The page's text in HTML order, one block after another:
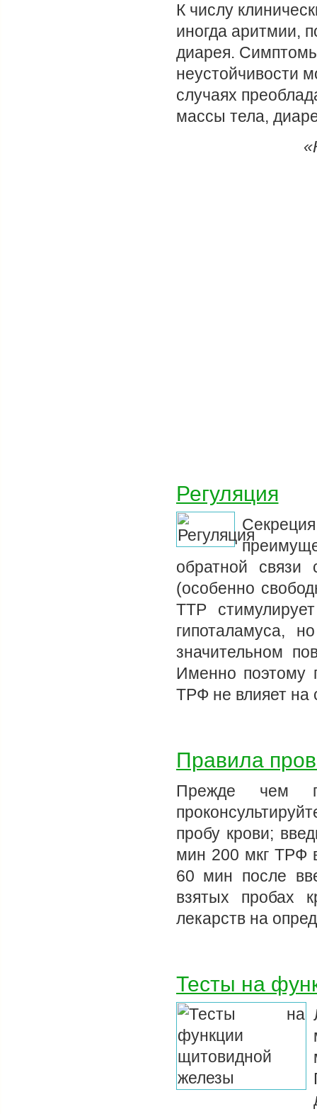
К числу
иногда аритмии,
диарея.
неустойчивости
случаях
массы тела,
Регуляция
обратной связи
(особенно
ТТР
гипоталамуса,
значительном
Именно поэтому
ТРФ не влияет
Правила
Прежде чем
пробу крови;
мин 200 мкг ТРФ
60 мин после
взятых пробах
лекарств на
Тесты на